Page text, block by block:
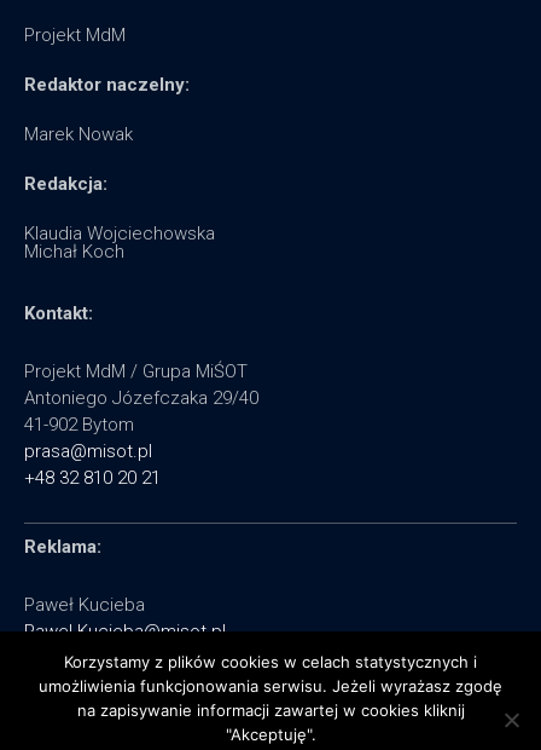
Projekt MdM
Redaktor naczelny:
Marek Nowak
Redakcja:
Klaudia Wojciechowska
Michał Koch
Kontakt:
Projekt MdM / Grupa MiŚOT
Antoniego Józefczaka 29/40
41-902 Bytom
prasa@misot.pl
+48 32 810 20 21
Reklama:
Paweł Kucieba
Pawel.Kucieba@misot.pl
+48 602 495 064
Korzystamy z plików cookies w celach statystycznych i
umożliwienia funkcjonowania serwisu. Jeżeli wyrażasz zgodę
na zapisywanie informacji zawartej w cookies kliknij
"Akceptuję".